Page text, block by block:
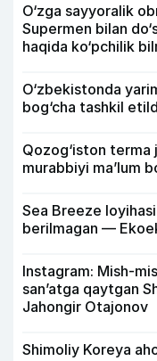
O‘zga sayyoralik
Supermen bilan
haqida ko‘pchilik
O‘zbekistonda
bog‘cha tashkil
Qozog‘iston terma
murabbiyi ma’lum
Sea Breeze
berilmagan —
Instagram: Mish-
san’atga qaytgan
Jahongir Otajonov
Shimoliy Koreya